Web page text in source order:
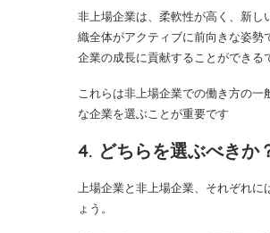
非上場企業は、柔軟性が高く、新
織全体がアクティブに前向きな姿勢
企業の成長に貢献することができる
これらは非上場企業での働き方の
な企業を選ぶことが重要です
4. どちらを選ぶべきか
上場企業と非上場企業、それぞれ
ょう。